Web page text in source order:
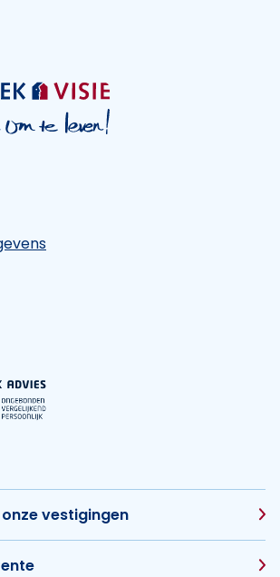
pagina van Hypotheek
de LinkedIn pagina van
naar de Instagram pagina van
vestigingen